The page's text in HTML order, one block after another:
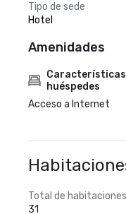
Tipo de sede
Hotel
Amenidades
huéspedes
Acceso a Internet
Total de
31